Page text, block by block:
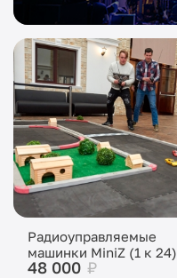
Радиоуправляемые
машинки MiniZ (1 к 24)
48 000 ₽